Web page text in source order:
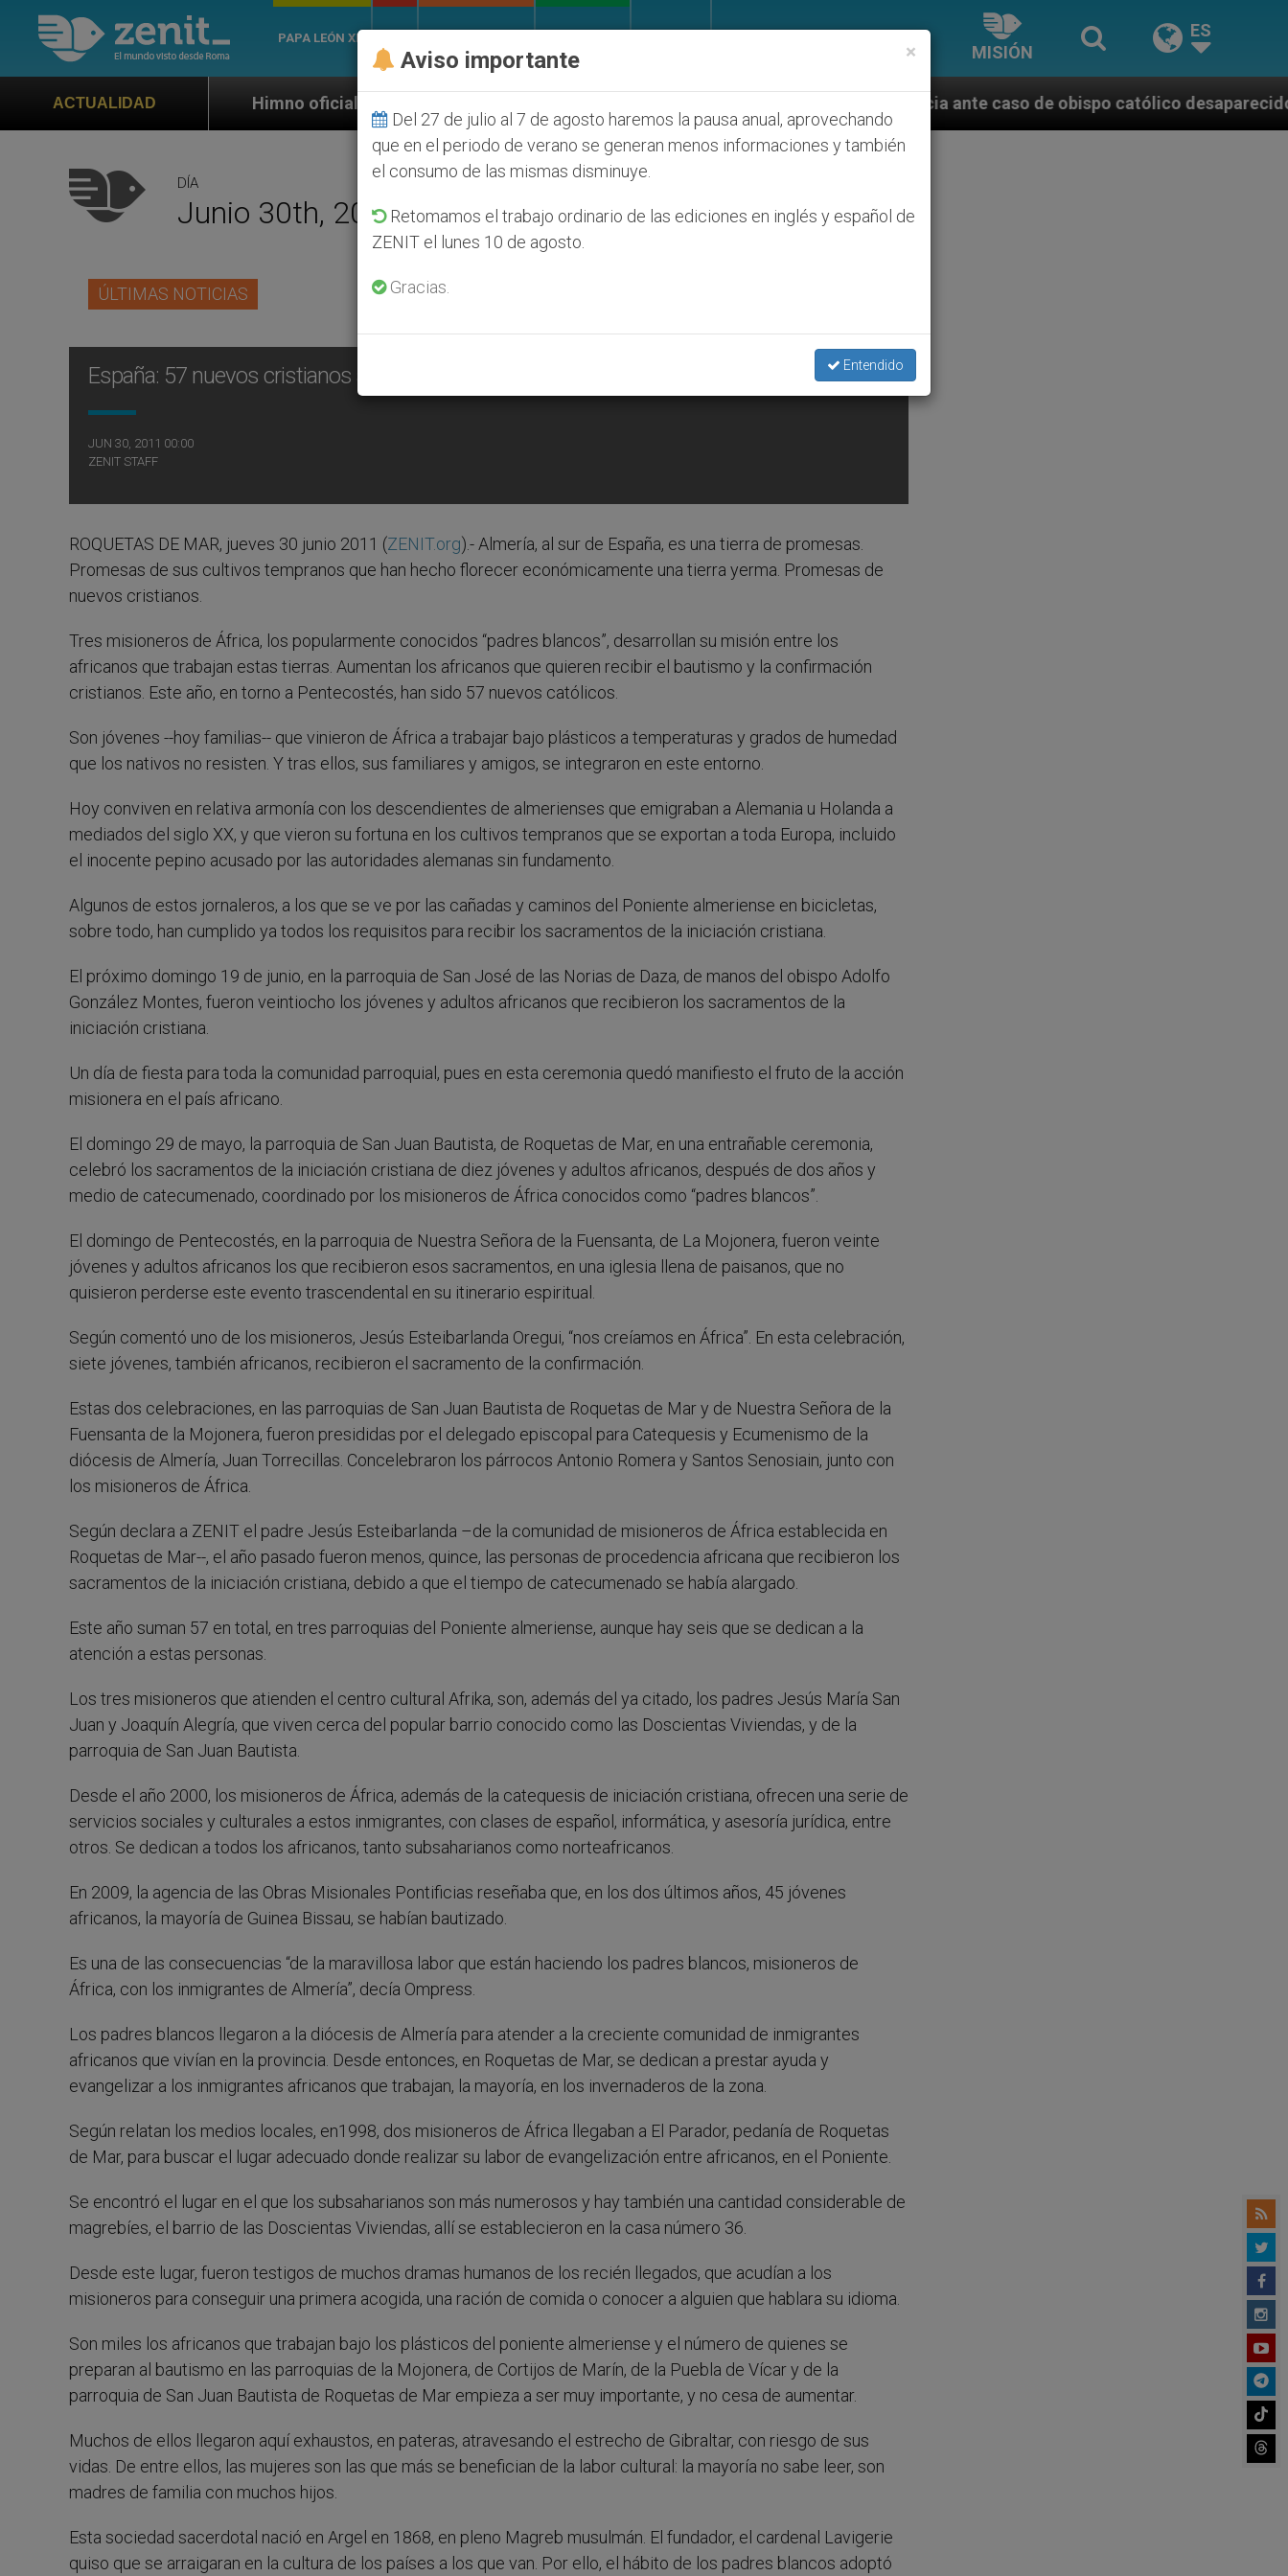
PAPA LEÓN XIV
MISIÓN
ES
ACTUALIDAD
Himno oficial de la Jornada Mundial de la Juventud Seúl 2027 ONU se pronuncia ante caso de obispo católico desaparecido por la dictadura
DÍA
Junio 30th, 2011
ÚLTIMAS NOTICIAS
España: 57 nuevos cristianos africanos
JUN 30, 2011 00:00
ZENIT STAFF
ROQUETAS DE MAR, jueves 30 junio 2011 (ZENIT.org).- Almería, al sur de España, es una tierra de promesas.
Promesas de sus cultivos tempranos que han hecho florecer económicamente una tierra yerma. Promesas de
nuevos cristianos.
Tres misioneros de África, los popularmente conocidos “padres blancos”, desarrollan su misión entre los
africanos que trabajan estas tierras. Aumentan los africanos que quieren recibir el bautismo y la confirmación
cristianos. Este año, en torno a Pentecostés, han sido 57 nuevos católicos.
Son jóvenes --hoy familias-- que vinieron de África a trabajar bajo plásticos a temperaturas y grados de humedad
que los nativos no resisten. Y tras ellos, sus familiares y amigos, se integraron en este entorno.
Hoy conviven en relativa armonía con los descendientes de almerienses que emigraban a Alemania u Holanda a
mediados del siglo XX, y que vieron su fortuna en los cultivos tempranos que se exportan a toda Europa, incluido
el inocente pepino acusado por las autoridades alemanas sin fundamento.
Algunos de estos jornaleros, a los que se ve por las cañadas y caminos del Poniente almeriense en bicicletas,
sobre todo, han cumplido ya todos los requisitos para recibir los sacramentos de la iniciación cristiana.
El próximo domingo 19 de junio, en la parroquia de San José de las Norias de Daza, de manos del obispo Adolfo
González Montes, fueron veintiocho los jóvenes y adultos africanos que recibieron los sacramentos de la
iniciación cristiana.
Un día de fiesta para toda la comunidad parroquial, pues en esta ceremonia quedó manifiesto el fruto de la acción
misionera en el país africano.
El domingo 29 de mayo, la parroquia de San Juan Bautista, de Roquetas de Mar, en una entrañable ceremonia,
celebró los sacramentos de la iniciación cristiana de diez jóvenes y adultos africanos, después de dos años y
medio de catecumenado, coordinado por los misioneros de África conocidos como “padres blancos”.
El domingo de Pentecostés, en la parroquia de Nuestra Señora de la Fuensanta, de La Mojonera, fueron veinte
jóvenes y adultos africanos los que recibieron esos sacramentos, en una iglesia llena de paisanos, que no
quisieron perderse este evento trascendental en su itinerario espiritual.
Según comentó uno de los misioneros, Jesús Esteibarlanda Oregui, “nos creíamos en África”. En esta celebración,
siete jóvenes, también africanos, recibieron el sacramento de la confirmación.
Estas dos celebraciones, en las parroquias de San Juan Bautista de Roquetas de Mar y de Nuestra Señora de la
Fuensanta de la Mojonera, fueron presididas por el delegado episcopal para Catequesis y Ecumenismo de la
diócesis de Almería, Juan Torrecillas. Concelebraron los párrocos Antonio Romera y Santos Senosiain, junto con
los misioneros de África.
Según declara a ZENIT el padre Jesús Esteibarlanda –de la comunidad de misioneros de África establecida en
Roquetas de Mar--, el año pasado fueron menos, quince, las personas de procedencia africana que recibieron los
sacramentos de la iniciación cristiana, debido a que el tiempo de catecumenado se había alargado.
Este año suman 57 en total, en tres parroquias del Poniente almeriense, aunque hay seis que se dedican a la
atención a estas personas.
Los tres misioneros que atienden el centro cultural Afrika, son, además del ya citado, los padres Jesús María San
Juan y Joaquín Alegría, que viven cerca del popular barrio conocido como las Doscientas Viviendas, y de la
parroquia de San Juan Bautista.
Desde el año 2000, los misioneros de África, además de la catequesis de iniciación cristiana, ofrecen una serie de
servicios sociales y culturales a estos inmigrantes, con clases de español, informática, y asesoría jurídica, entre
otros. Se dedican a todos los africanos, tanto subsaharianos como norteafricanos.
En 2009, la agencia de las Obras Misionales Pontificias reseñaba que, en los dos últimos años, 45 jóvenes
africanos, la mayoría de Guinea Bissau, se habían bautizado.
Es una de las consecuencias “de la maravillosa labor que están haciendo los padres blancos, misioneros de
África, con los inmigrantes de Almería”, decía Ompress.
Los padres blancos llegaron a la diócesis de Almería para atender a la creciente comunidad de inmigrantes
africanos que vivían en la provincia. Desde entonces, en Roquetas de Mar, se dedican a prestar ayuda y
evangelizar a los inmigrantes africanos que trabajan, la mayoría, en los invernaderos de la zona.
Según relatan los medios locales, en1998, dos misioneros de África llegaban a El Parador, pedanía de Roquetas
de Mar, para buscar el lugar adecuado donde realizar su labor de evangelización entre africanos, en el Poniente.
Se encontró el lugar en el que los subsaharianos son más numerosos y hay también una cantidad considerable de
magrebíes, el barrio de las Doscientas Viviendas, allí se establecieron en la casa número 36.
Desde este lugar, fueron testigos de muchos dramas humanos de los recién llegados, que acudían a los
misioneros para conseguir una primera acogida, una ración de comida o conocer a alguien que hablara su idioma.
Son miles los africanos que trabajan bajo los plásticos del poniente almeriense y el número de quienes se
preparan al bautismo en las parroquias de la Mojonera, de Cortijos de Marín, de la Puebla de Vícar y de la
parroquia de San Juan Bautista de Roquetas de Mar empieza a ser muy importante, y no cesa de aumentar.
Muchos de ellos llegaron aquí exhaustos, en pateras, atravesando el estrecho de Gibraltar, con riesgo de sus
vidas. De entre ellos, las mujeres son las que más se benefician de la labor cultural: la mayoría no sabe leer, son
madres de familia con muchos hijos.
Esta sociedad sacerdotal nació en Argel en 1868, en pleno Magreb musulmán. El fundador, el cardenal Lavigerie
quiso que se arraigaran en la cultura de los países a los que van. Por ello, el hábito de los padres blancos adoptó
×
Aviso importante
Del 27 de julio al 7 de agosto haremos la pausa anual, aprovechando
que en el periodo de verano se generan menos informaciones y también
el consumo de las mismas disminuye.
Retomamos el trabajo ordinario de las ediciones en inglés y español de
ZENIT el lunes 10 de agosto.
Gracias.
Entendido